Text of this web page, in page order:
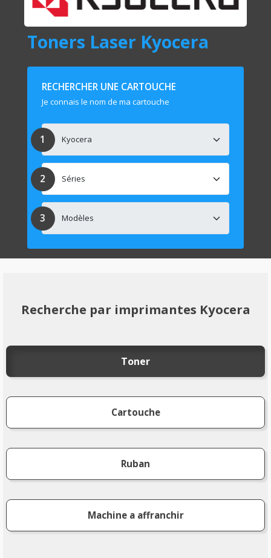
Toners Laser Kyocera
RECHERCHER UNE CARTOUCHE
Je connais le nom de ma cartouche
Recherche par imprimantes Kyocera
Toner
Cartouche
Ruban
Machine a affranchir